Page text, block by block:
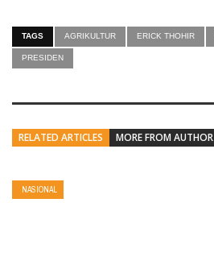
TAGS AGRIKULTUR ERICK THOHIR
PRESIDEN
RELATED ARTICLES MORE FROM AUTHOR
NASIONAL